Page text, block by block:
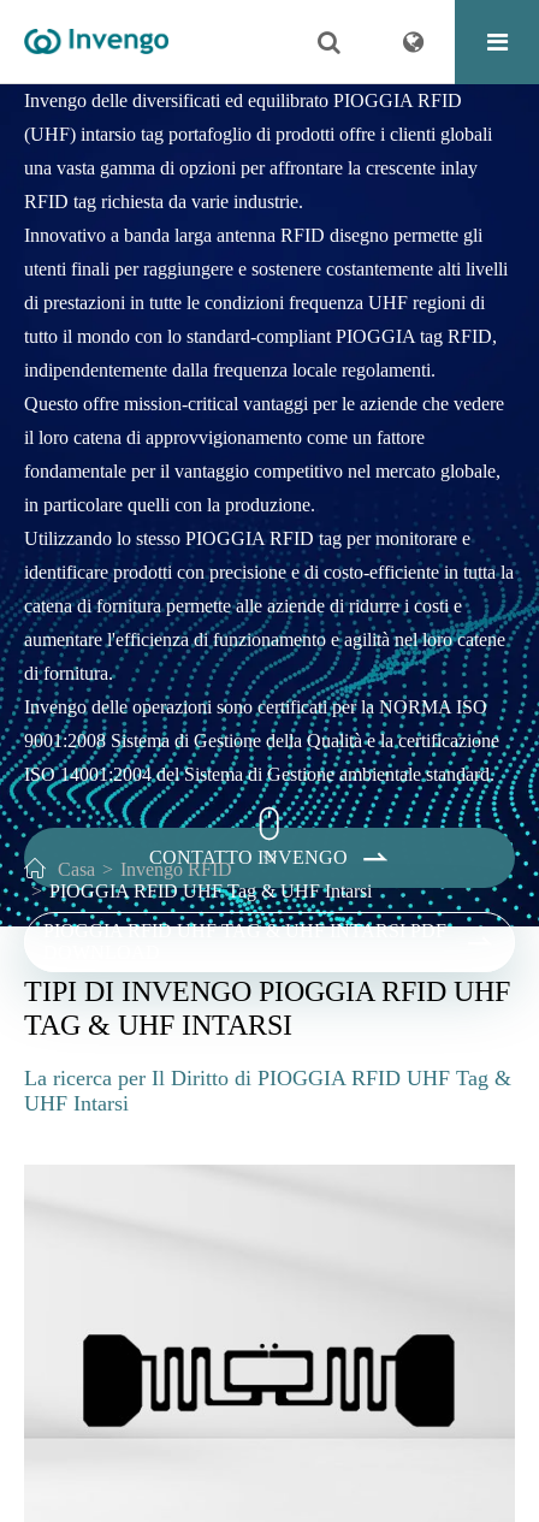
UHF TAG & UHF INTARSI
Invengo delle diversificati ed equilibrato PIOGGIA RFID
(UHF) intarsio tag portafoglio di prodotti offre i clienti globali
una vasta gamma di opzioni per affrontare la crescente inlay
RFID tag richiesta da varie industrie.
Innovativo a banda larga antenna RFID disegno permette gli
utenti finali per raggiungere e sostenere costantemente alti livelli
di prestazioni in tutte le condizioni frequenza UHF regioni di
tutto il mondo con lo standard-compliant PIOGGIA tag RFID,
indipendentemente dalla frequenza locale regolamenti.
Questo offre mission-critical vantaggi per le aziende che vedere
il loro catena di approvvigionamento come un fattore
fondamentale per il vantaggio competitivo nel mercato globale,
in particolare quelli con la produzione.
Utilizzando lo stesso PIOGGIA RFID tag per monitorare e
identificare prodotti con precisione e di costo-efficiente in tutta la
catena di fornitura permette alle aziende di ridurre i costi e
aumentare l'efficienza di funzionamento e agilità nel loro catene
di fornitura.
Invengo delle operazioni sono certificati per la NORMA ISO
9001:2008 Sistema di Gestione della Qualità e la certificazione
ISO 14001:2004 del Sistema di Gestione ambientale standard.
CONTATTO INVENGO 
PIOGGIA RFID UHF TAG & UHF INTARSI PDF
Casa
Invengo RFID
PIOGGIA RFID UHF Tag & UHF Intarsi


TIPI DI INVENGO PIOGGIA RFID UHF
TAG & UHF INTARSI
La ricerca per Il Diritto di PIOGGIA RFID UHF Tag &
UHF Intarsi